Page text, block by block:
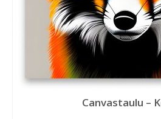
Canvastaulu –